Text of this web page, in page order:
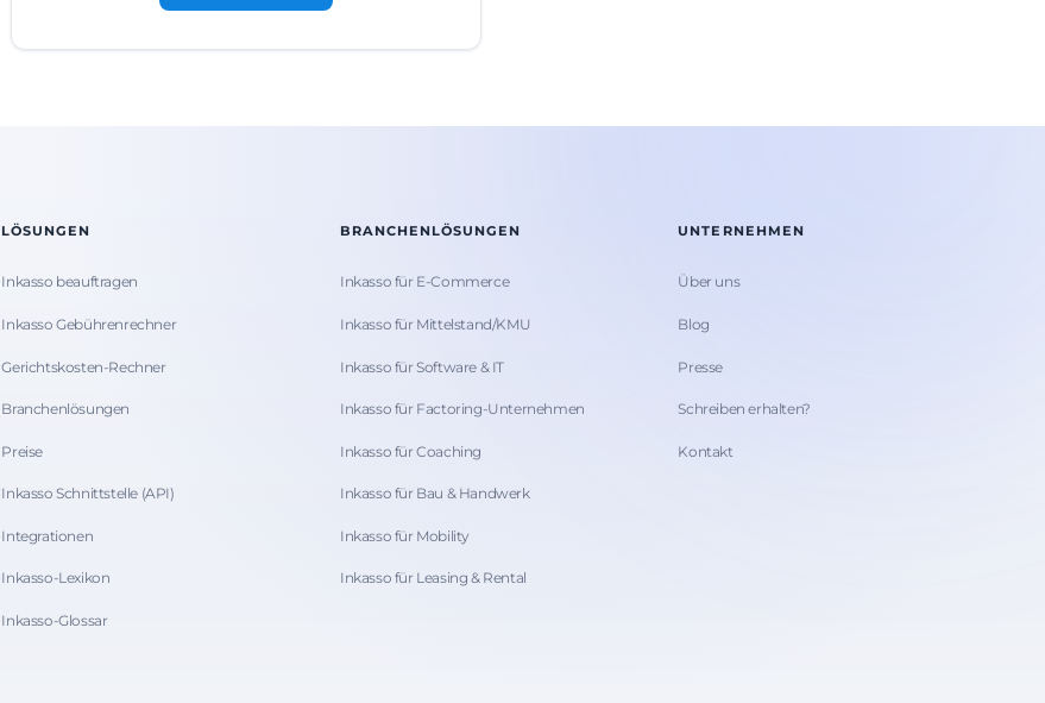
LÖSUNGEN
Inkasso beauftragen
Inkasso Gebührenrechner
Gerichtskosten-Rechner
Branchenlösungen
Preise
Inkasso Schnittstelle (API)
Integrationen
Inkasso-Lexikon
Inkasso-Glossar
BRANCHENLÖSUNGEN
Inkasso für E-Commerce
Inkasso für Mittelstand/KMU
Inkasso für Software & IT
Inkasso für Factoring-Unternehmen
Inkasso für Coaching
Inkasso für Bau & Handwerk
Inkasso für Mobility
Inkasso für Leasing & Rental
UNTERNEHMEN
Über uns
Blog
Presse
Schreiben erhalten?
Kontakt